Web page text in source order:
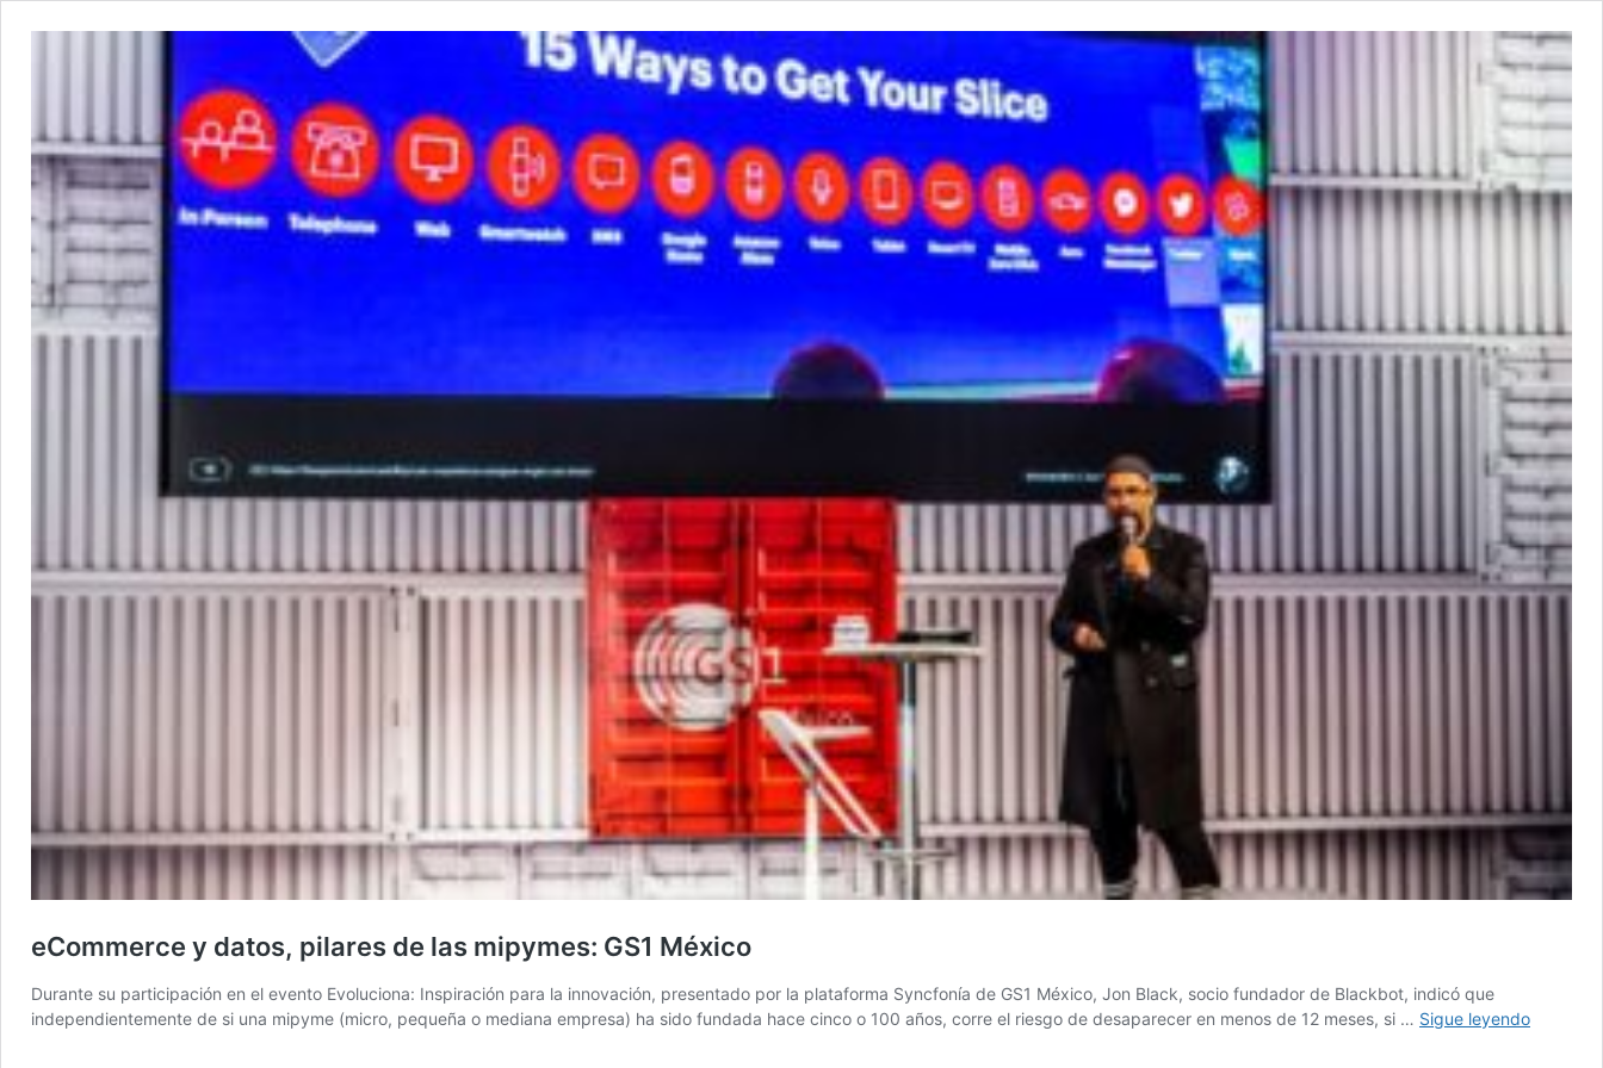
eCommerce y datos, pilares de las mipymes: GS1 México
Durante su participación en el evento Evoluciona: Inspiración para la innovación, presentado por la plataforma Syncfonía de GS1 México, Jon Black, socio fundador de Blackbot, indicó que
independientemente de si una mipyme (micro, pequeña o mediana empresa) ha sido fundada hace cinco o 100 años, corre el riesgo de desaparecer en menos de 12 meses, si … Sigue leyendo